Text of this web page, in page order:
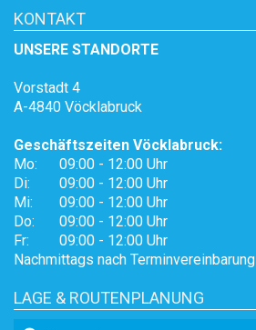
KONTAKT
UNSERE STANDORTE
Vorstadt 4
A-4840 Vöcklabruck
Geschäftszeiten Vöcklabruck:
Mo:
Di:
Mi:
Do:
Fr:
09:00 - 12:00 Uhr
09:00 - 12:00 Uhr
09:00 - 12:00 Uhr
09:00 - 12:00 Uhr
09:00 - 12:00 Uhr
Nachmittags nach Terminvereinbarung
LAGE & ROUTENPLANUNG